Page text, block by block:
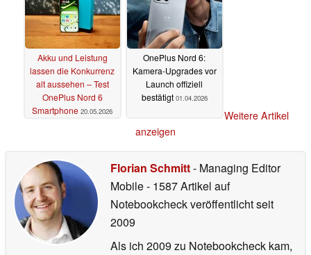
Akku und Leistung
lassen die Konkurrenz
alt aussehen – Test
OnePlus Nord 6
Smartphone 20.05.2026
OnePlus Nord 6:
Kamera-Upgrades vor
Launch offiziell
bestätigt 01.04.2026
Weitere Artikel
anzeigen
Florian Schmitt- Managing Editor
Mobile- 1587 Artikel auf
Notebookcheck veröffentlichtseit
2009
Als ich 2009 zu Notebookcheck kam,